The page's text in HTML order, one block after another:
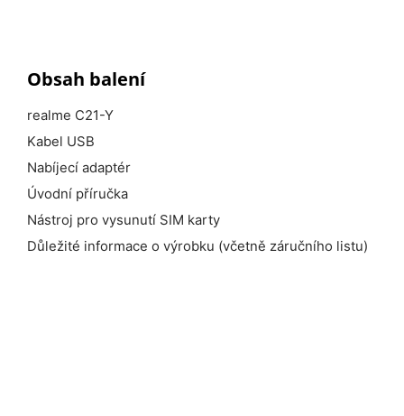
Obsah balení
realme C21-Y
Kabel USB
Nabíjecí adaptér
Úvodní příručka
Nástroj pro vysunutí SIM karty
Důležité informace o výrobku (včetně záručního listu)